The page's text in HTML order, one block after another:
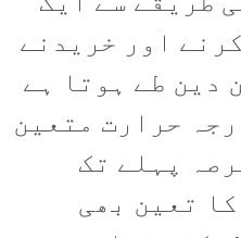
اور خریدنے
دین طے ہوتا ہے
حرارت متعین
پہلے تک
تعین بھی